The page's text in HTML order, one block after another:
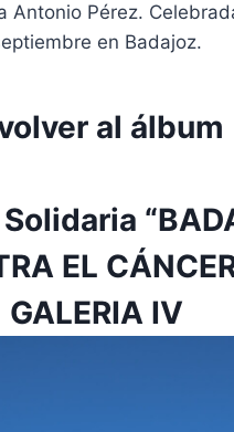
Antonio Pérez.
en Badajoz.
al álbum
EL
GALERIA IV